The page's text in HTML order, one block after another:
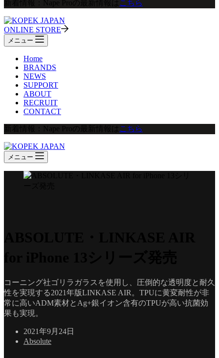
新着情報：Nape Proの最新情報は こちら
ONLINE STORE
メニュー
Home
BRANDS
NEWS
SUPPORT
ABOUT
RECRUIT
CONTACT
新着情報：Nape Proの最新情報は こちら
メニュー
コーニング社ゴリラガラスを使用し、圧倒的な透明度と耐久
性を実現する2021年版LINKASE AIR。TPUに黄変耐性が非
常に高いADM素材とAg+銀イオン含有のTPUが高い抗菌効
果も実現。
2021年9月24日
Absolute